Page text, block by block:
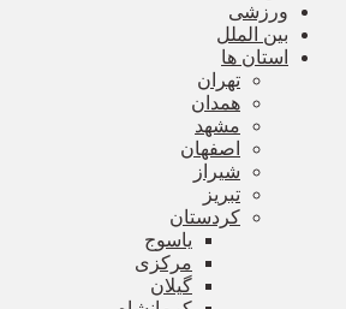
ورزشی
بین الملل
استان ها
تهران
همدان
مشهد
اصفهان
شیراز
تبریز
کردستان
یاسوج
مرکزی
گیلان